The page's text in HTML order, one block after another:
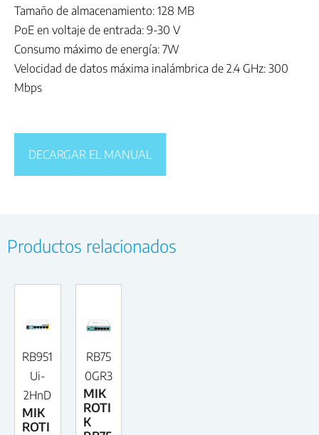
Tamaño de almacenamiento: 128 MB
PoE en voltaje de entrada: 9-30 V
Consumo máximo de energía: 7W
Velocidad de datos máxima inalámbrica de 2.4 GHz: 300
Mbps
DECARGAR EL MANUAL
Productos relacionados
RB951
Ui-
2HnD
MIK
ROTI
RB75
0GR3
MIK
ROTI
K